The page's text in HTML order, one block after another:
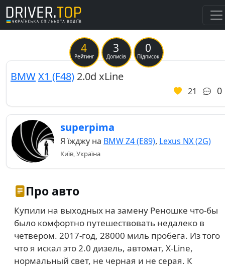
4
Рейтинг
3
Дописів
0
Підписок
BMWX1 (F48) 2.0d xLine
21 0
superpima
Я їжджу на BMW Z4 (E89), Lexus NX (2G)
Київ, Україна
Про авто
Купили на выходных на замену Реношке что-бы
было комфортно путешествовать недалеко в
четвером. 2017-год, 28000 миль пробега. Из того
что я искал это 2.0 дизель, автомат, X-Line,
нормальный свет, не черная и не серая. К